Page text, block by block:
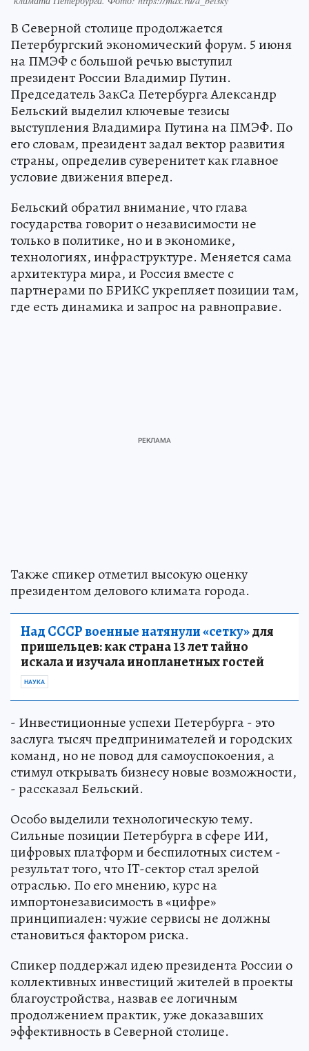
В Северной столице продолжается
Петербургский экономический форум. 5 июня
на ПМЭФ с большой речью выступил
президент России Владимир Путин.
Председатель ЗакСа Петербурга Александр
Бельский выделил ключевые тезисы
выступления Владимира Путина на ПМЭФ. По
его словам, президент задал вектор развития
страны, определив суверенитет как главное
условие движения вперед.
Бельский обратил внимание, что глава
государства говорит о независимости не
только в политике, но и в экономике,
технологиях, инфраструктуре. Меняется сама
архитектура мира, и Россия вместе с
партнерами по БРИКС укрепляет позиции там,
где есть динамика и запрос на равноправие.
Также спикер отметил высокую оценку
президентом делового климата города.
Над СССР военные натянули «сетку»для
пришельцев: как страна 13 лет тайно
искала и изучала инопланетных гостей
НАУКА
- Инвестиционные успехи Петербурга - это
заслуга тысяч предпринимателей и городских
команд, но не повод для самоуспокоения, а
стимул открывать бизнесу новые возможности,
- рассказал Бельский.
Особо выделили технологическую тему.
Сильные позиции Петербурга в сфере ИИ,
цифровых платформ и беспилотных систем -
результат того, что IT-сектор стал зрелой
отраслью. По его мнению, курс на
импортонезависимость в «цифре»
принципиален: чужие сервисы не должны
становиться фактором риска.
Спикер поддержал идею президента России о
коллективных инвестиций жителей в проекты
благоустройства, назвав ее логичным
продолжением практик, уже доказавших
эффективность в Северной столице.